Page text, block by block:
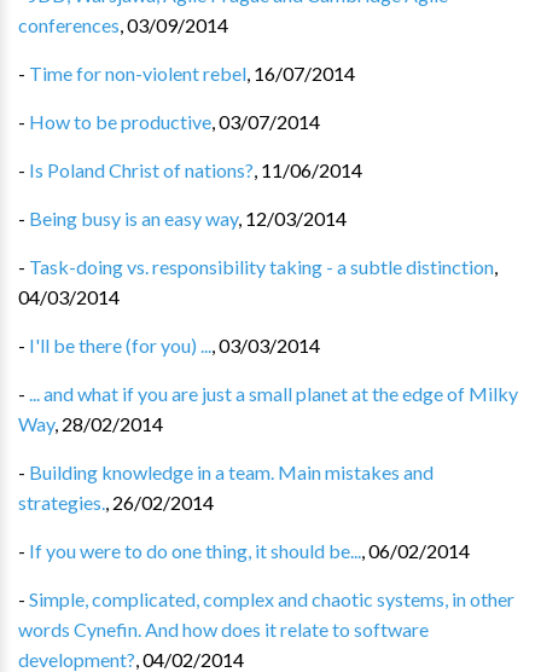
conferences,03/09/2014
- Time for non-violent rebel, 16/07/2014
- How to be productive,03/07/2014
- Is Poland Christ of nations?, 11/06/2014
- Being busy is an easy way, 12/03/2014
- Task-doing vs. responsibility taking - a subtle distinction,
04/03/2014
- I'll be there (for you) ...,03/03/2014
- ... and what if you are just a small planet at the edge of Milky
Way, 28/02/2014
- Building knowledge in a team. Main mistakes and
strategies., 26/02/2014
- If you were to do one thing, it should be...,06/02/2014
- Simple, complicated, complex and chaotic systems, in other
words Cynefin. And how does it relate to software
development?,04/02/2014